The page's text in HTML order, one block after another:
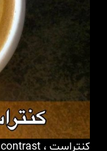
کنتراست ، contrast